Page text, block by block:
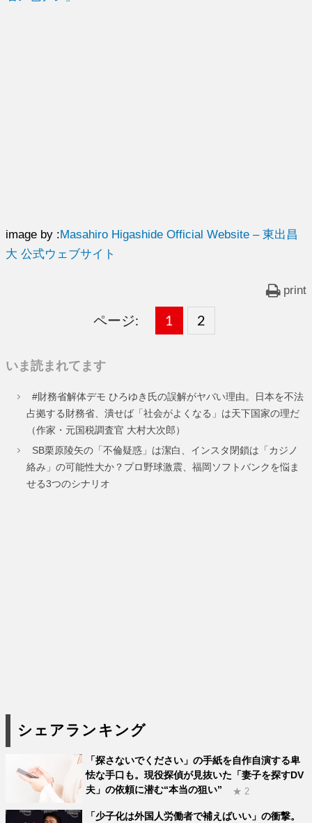
image by :Masahiro Higashide Official Website – 東出昌
大 公式ウェブサイト
print
ページ:
固
ー
ジ
1 ,
固
ー
2
いま読まれてます
#財務省解体デモ ひろゆき氏の誤解がヤバい理由。日本を不法
占拠する財務省、潰せば「社会がよくなる」は天下国家の理だ
（作家・元国税調査官 大村大次郎）
SB栗原陵矢の「不倫疑惑」は潔白、インスタ閉鎖は「カジノ
絡み」の可能性大か？プロ野球激震、福岡ソフトバンクを悩ま
せる3つのシナリオ
シェアランキング
「探さないでください」の手紙を自作自演する卑
怯な手口も。現役探偵が見抜いた「妻子を探すDV
夫」の依頼に潜む“本当の狙い”
★ 2
「少子化は外国人労働者で補えばいい」の衝撃。